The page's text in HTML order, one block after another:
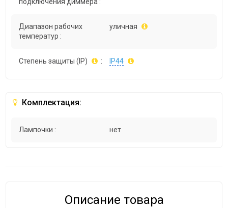
Диапазон рабочих
температур :
уличная
Степень защиты (IP) : IP44
Комплектация:
Лампочки : нет
Описание товара